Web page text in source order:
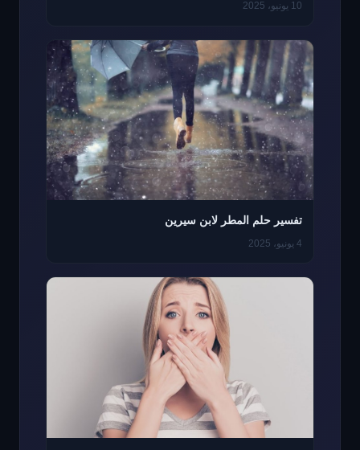
10 يونيو، 2025
تفسير حلم المطر لابن سيرين
4 يونيو، 2025